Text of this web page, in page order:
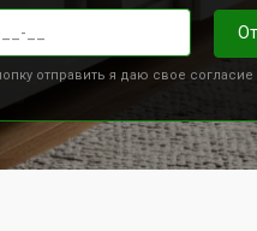
отправить я даю свое согласие